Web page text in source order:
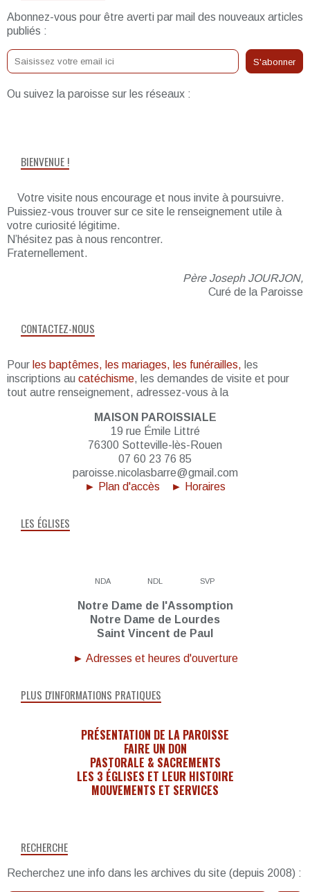
Abonnez-vous pour être averti par mail des nouveaux articles
publiés :
Ou suivez la paroisse sur les réseaux :
RECHERCHE
Recherchez une info dans les archives du site (depuis 2008) :
BIENVENUE !
Votre visite nous encourage et nous invite à poursuivre.
Puissiez-vous trouver sur ce site le renseignement utile à
votre curiosité légitime.
N’hésitez pas à nous rencontrer.
Fraternellement.
Père Joseph JOURJON,
Curé de la Paroisse
CONTACTEZ-NOUS
Pour les baptêmes, les mariages, les funérailles, les
inscriptions au catéchisme, les demandes de visite et pour
tout autre renseignement, adressez-vous à la
MAISON PAROISSIALE
19 rue Émile Littré
76300 Sotteville-lès-Rouen
07 60 23 76 85
paroisse.nicolasbarre@gmail.com
► Plan d'accès
► Horaires
LES ÉGLISES
NDA NDL SVP
Notre Dame de l'Assomption
Notre Dame de Lourdes
Saint Vincent de Paul
► Adresses et heures d'ouverture
PLUS D'INFORMATIONS PRATIQUES
PRÉSENTATION DE LA PAROISSE
FAIRE UN DON
PASTORALE & SACREMENTS
LES 3 ÉGLISES ET LEUR HISTOIRE
MOUVEMENTS ET SERVICES